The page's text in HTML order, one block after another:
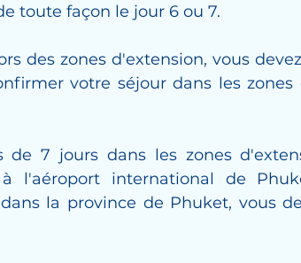
toute façon le jour 6 ou 7.
des zones d'extension, vous
votre séjour dans les
de 7 jours dans les zones
l'aéroport international de
la province de Phuket, vous